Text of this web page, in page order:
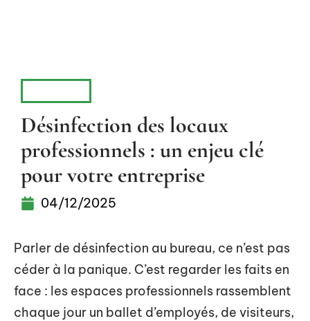
Désinfection des locaux
professionnels : un enjeu clé
pour votre entreprise
04/12/2025
Parler de désinfection au bureau, ce n’est pas
céder à la panique. C’est regarder les faits en
face : les espaces professionnels rassemblent
chaque jour un ballet d’employés, de visiteurs,